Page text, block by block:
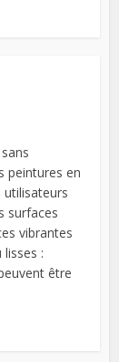
peintures en
surfaces
vibrantes
:
être